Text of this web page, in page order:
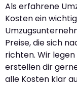
Als erfahrene
Kosten ein
Preise, die sich
richten. Wir
erstellen dir
alle Kosten klar